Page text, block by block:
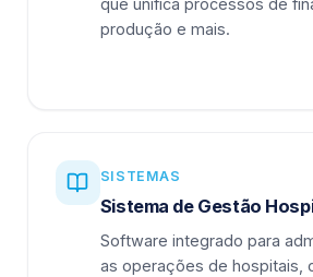
que unifica processos de
produção e mais.
SISTEMAS
Sistema de Gestão
Software integrado para
as operações de hospitais,